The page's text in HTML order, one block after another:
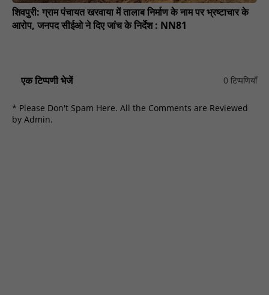
शिवपुरी: ग्राम पंचायत खरवाया में तालाब निर्माण के नाम पर भ्रष्टाचार के
आरोप, जनपद सीईओ ने दिए जांच के निर्देश : NN81
एक टिप्पणी भेजें 0 टिप्पणियाँ
* Please Don't Spam Here. All the Comments are Reviewed
by Admin.